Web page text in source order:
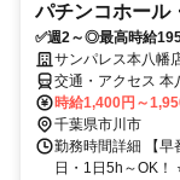
パチンコホール
✅週2～◎最高時給
サンパレス本八幡
交通・アクセス 本
時給1,400円～
千葉県市川市
勤務時間詳細 【早
日・1日5h～OK！